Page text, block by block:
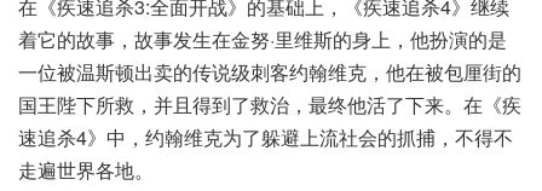
在《疾速追杀3:全面开战》的基础上，《疾速追杀4》继续
着它的故事，故事发生在金努·里维斯的身上，他扮演的是
一位被温斯顿出卖的传说级刺客约翰维克，他在被包厘街的
国王陛下所救，并且得到了救治，最终他活了下来。在《疾
速追杀4》中，约翰维克为了躲避上流社会的抓捕，不得不
走遍世界各地。